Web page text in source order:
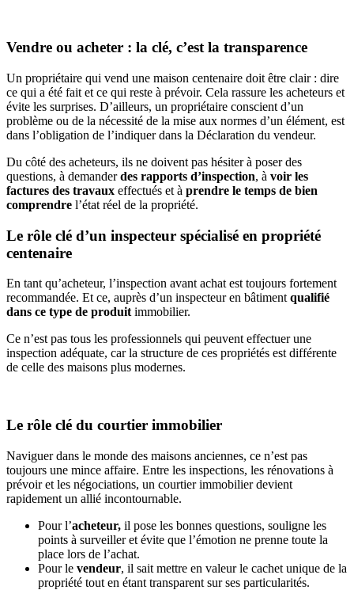
Vendre ou acheter : la clé, c’est la transparence
Un propriétaire qui vend une maison centenaire doit être clair : dire
ce qui a été fait et ce qui reste à prévoir. Cela rassure les acheteurs et
évite les surprises. D’ailleurs, un propriétaire conscient d’un
problème ou de la nécessité de la mise aux normes d’un élément, est
dans l’obligation de l’indiquer dans la Déclaration du vendeur.
Du côté des acheteurs, ils ne doivent pas hésiter à poser des
questions, à demanderdes rapports d’inspection, à voir les
factures des travaux effectués et à prendre le temps de bien
comprendre l’état réel de la propriété.
Le rôle clé d’un inspecteur spécialisé en propriété
centenaire
En tant qu’acheteur, l’inspection avant achat est toujours fortement
recommandée. Et ce, auprès d’un inspecteur en bâtiment qualifié
dans ce type de produit immobilier.
Ce n’est pas tous les professionnels qui peuvent effectuer une
inspection adéquate, car la structure de ces propriétés est différente
de celle des maisons plus modernes.
Le rôle clé du courtier immobilier
Naviguer dans le monde des maisons anciennes, ce n’est pas
toujours une mince affaire. Entre les inspections, les rénovations à
prévoir et les négociations, un courtier immobilier devient
rapidement un allié incontournable.
Pour l’acheteur, il pose les bonnes questions, souligne les
points à surveiller et évite que l’émotion ne prenne toute la
place lors de l’achat.
Pour le vendeur, il sait mettre en valeur le cachet unique de la
propriété tout en étant transparent sur ses particularités.